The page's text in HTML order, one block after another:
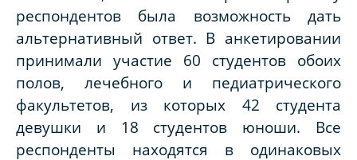
респондентов была возможность дать
альтернативный ответ. В анкетировании
принимали участие 60 студентов обоих
полов, лечебного и педиатрического
факультетов, из которых 42 студента
девушки и 18 студентов юноши. Все
респонденты находятся в одинаковых